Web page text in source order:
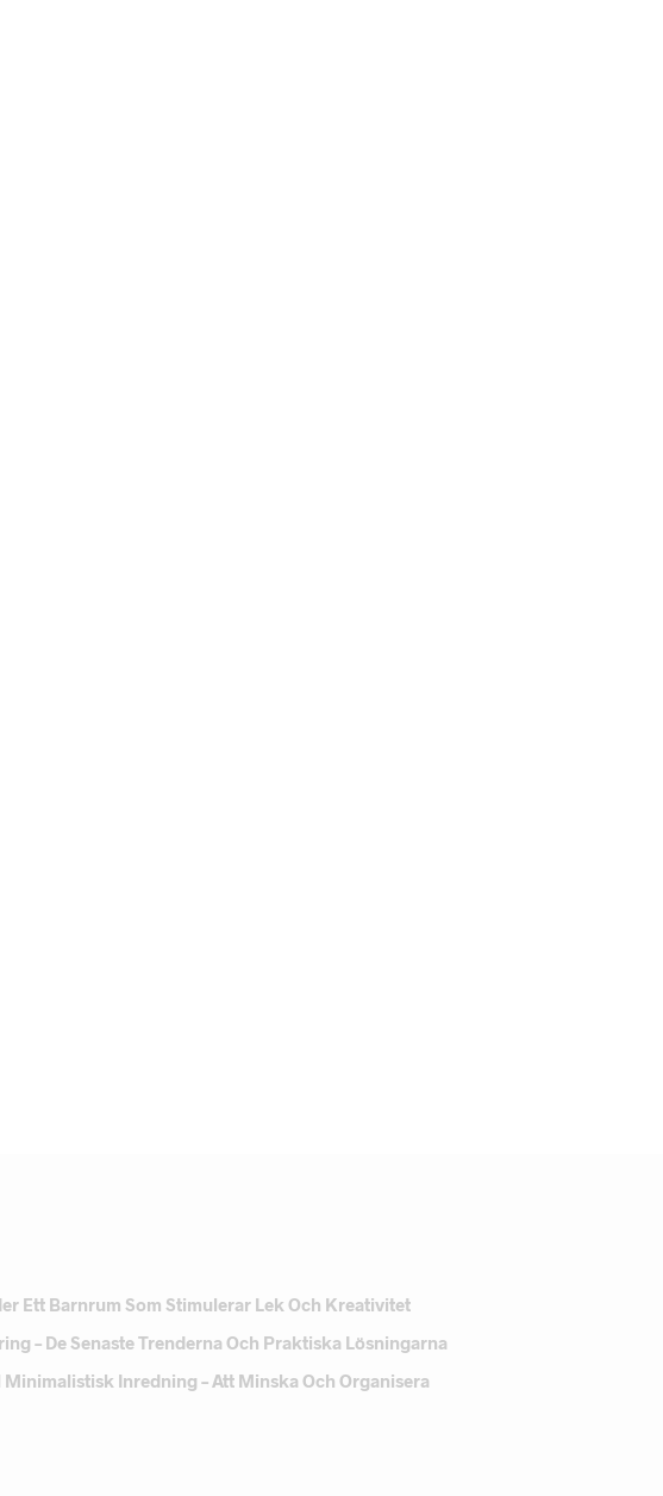
Ett Barnrum Som Stimulerar Lek Och Kreativitet
– De Senaste Trenderna Och Praktiska Lösningarna
Minimalistisk Inredning – Att Minska Och Organisera